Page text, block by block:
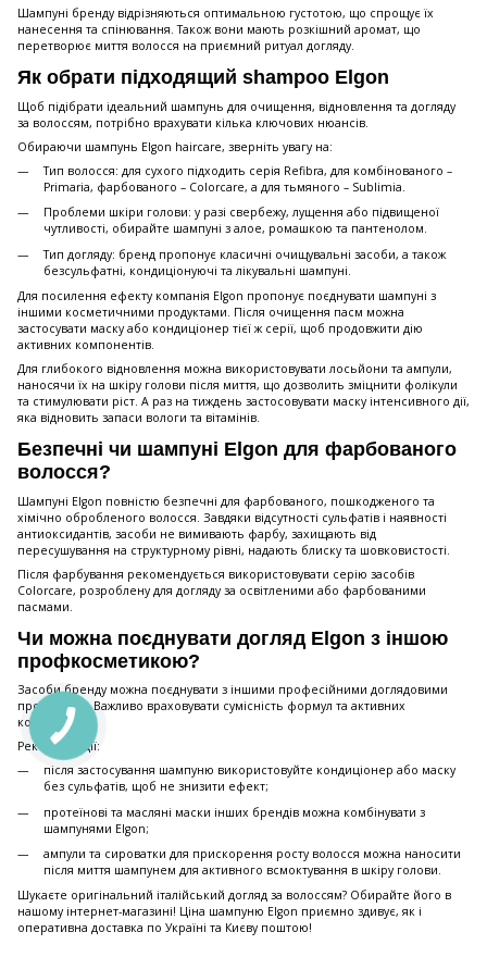
Шампуні бренду відрізняються оптимальною густотою, що спрощує їх
нанесення та спінювання. Також вони мають розкішний аромат, що
перетворює миття волосся на приємний ритуал догляду.
Як обрати підходящий shampoo Elgon
Щоб підібрати ідеальний шампунь для очищення, відновлення та догляду
за волоссям, потрібно врахувати кілька ключових нюансів.
Обираючи шампунь Elgon haircare, зверніть увагу на:
Тип волосся: для сухого підходить серія Refibra, для комбінованого –
Primaria, фарбованого – Colorcare, а для тьмяного – Sublimia.
Проблеми шкіри голови: у разі свербежу, лущення або підвищеної
чутливості, обирайте шампуні з алое, ромашкою та пантенолом.
Тип догляду: бренд пропонує класичні очищувальні засоби, а також
безсульфатні, кондиціонуючі та лікувальні шампуні.
Для посилення ефекту компанія Elgon пропонує поєднувати шампуні з
іншими косметичними продуктами. Після очищення пасм можна
застосувати маску або кондиціонер тієї ж серії, щоб продовжити дію
активних компонентів.
Для глибокого відновлення можна використовувати лосьйони та ампули,
наносячи їх на шкіру голови після миття, що дозволить зміцнити фолікули
та стимулювати ріст. А раз на тиждень застосовувати маску інтенсивного дії,
яка відновить запаси вологи та вітамінів.
Безпечні чи шампуні Elgon для фарбованого
волосся?
Шампуні Elgon повністю безпечні для фарбованого, пошкодженого та
хімічно обробленого волосся. Завдяки відсутності сульфатів і наявності
антиоксидантів, засоби не вимивають фарбу, захищають від
пересушування на структурному рівні, надають блиску та шовковистості.
Після фарбування рекомендується використовувати серію засобів
Colorcare, розроблену для догляду за освітленими або фарбованими
пасмами.
Чи можна поєднувати догляд Elgon з іншою
профкосметикою?
Засоби бренду можна поєднувати з іншими професійними доглядовими
продуктами. Важливо враховувати сумісність формул та активних
компонентів.
Рекомендації:
після застосування шампуню використовуйте кондиціонер або маску
без сульфатів, щоб не знизити ефект;
протеїнові та масляні маски інших брендів можна комбінувати з
шампунями Elgon;
ампули та сироватки для прискорення росту волосся можна наносити
після миття шампунем для активного всмоктування в шкіру голови.
Шукаєте оригінальний італійський догляд за волоссям? Обирайте його в
нашому інтернет-магазині! Ціна шампуню Elgon приємно здивує, як і
оперативна доставка по Україні та Києву поштою!